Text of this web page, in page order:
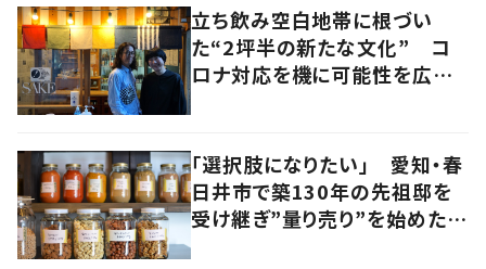
立ち飲み空白地帯に根づい
た“2坪半の新たな文化” コ
ロナ対応を機に可能性を広げ
「選択肢になりたい」 愛知・春
日井市で築130年の先祖邸を
受け継ぎ”量り売り”を始めた理